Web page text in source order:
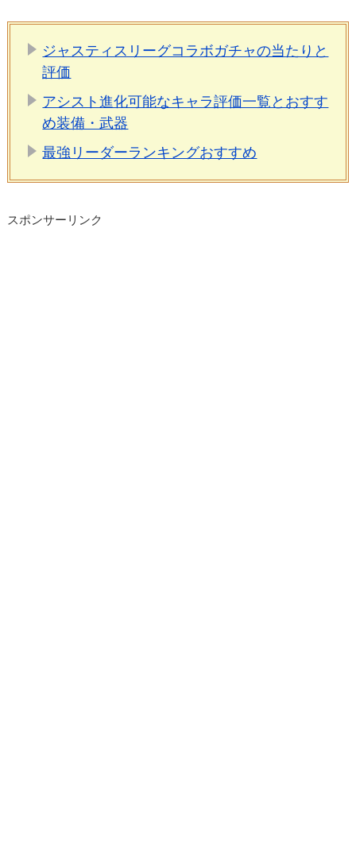
ジャスティスリーグコラボガチャの当たりと
評価
アシスト進化可能なキャラ評価一覧とおすす
め装備・武器
最強リーダーランキングおすすめ
スポンサーリンク